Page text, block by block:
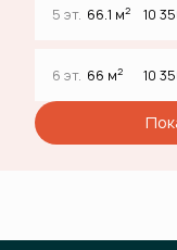
5 эт. 66.1 м2 10
6 эт. 66 м2 10